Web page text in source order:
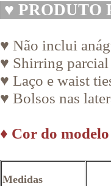
♥ PRODUTO
♥ Não inclui
♥ Shirring parcial
♥ Laço e waist
♥ Bolsos nas
♦ Cor do
Medidas